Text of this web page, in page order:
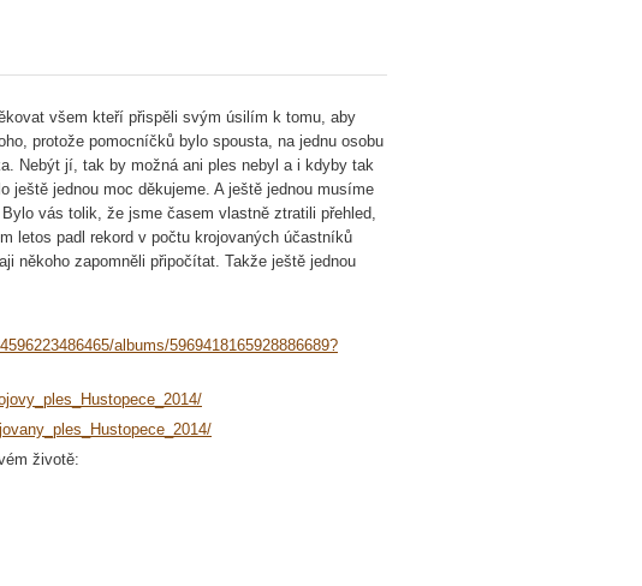
všem kteří přispěli svým úsilím k tomu, aby
protože pomocníčků bylo spousta, na jednu osobu
Nebýt jí, tak by možná ani ples nebyl a i kdyby tak
ještě jednou moc děkujeme. A ještě jednou musíme
vás tolik, že jsme časem vlastně ztratili přehled,
letos padl rekord v počtu krojovaných účastníků
někoho zapomněli připočítat. Takže ještě jednou
albums/5969418165928886689?
životě: